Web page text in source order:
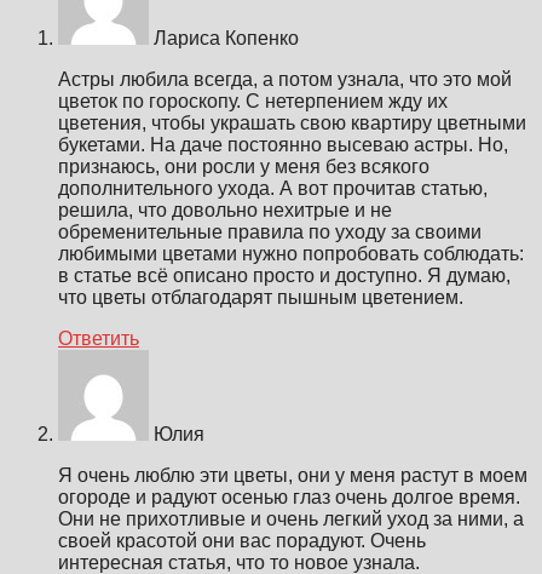
Лариса Копенко
Астры любила всегда, а потом узнала, что это мой
цветок по гороскопу. С нетерпением жду их
цветения, чтобы украшать свою квартиру цветными
букетами. На даче постоянно высеваю астры. Но,
признаюсь, они росли у меня без всякого
дополнительного ухода. А вот прочитав статью,
решила, что довольно нехитрые и не
обременительные правила по уходу за своими
любимыми цветами нужно попробовать соблюдать:
в статье всё описано просто и доступно. Я думаю,
что цветы отблагодарят пышным цветением.
Ответить
Юлия
Я очень люблю эти цветы, они у меня растут в моем
огороде и радуют осенью глаз очень долгое время.
Они не прихотливые и очень легкий уход за ними, а
своей красотой они вас порадуют. Очень
интересная статья, что то новое узнала.